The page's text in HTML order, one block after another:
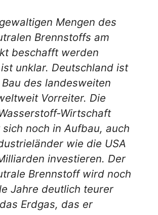
Mengen des
Brennstoffs am
beschafft werden
unklar. Deutschland ist
des landesweiten
Vorreiter. Die
Wirtschaft
noch in Aufbau, auch
wie die USA
investieren. Der
Brennstoff wird noch
Jahre deutlich teurer
Erdgas, das er